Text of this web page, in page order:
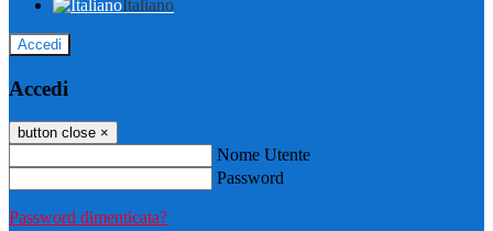
Italiano
Accedi
Accedi
button close ×
Nome Utente
Password
Password dimenticata?